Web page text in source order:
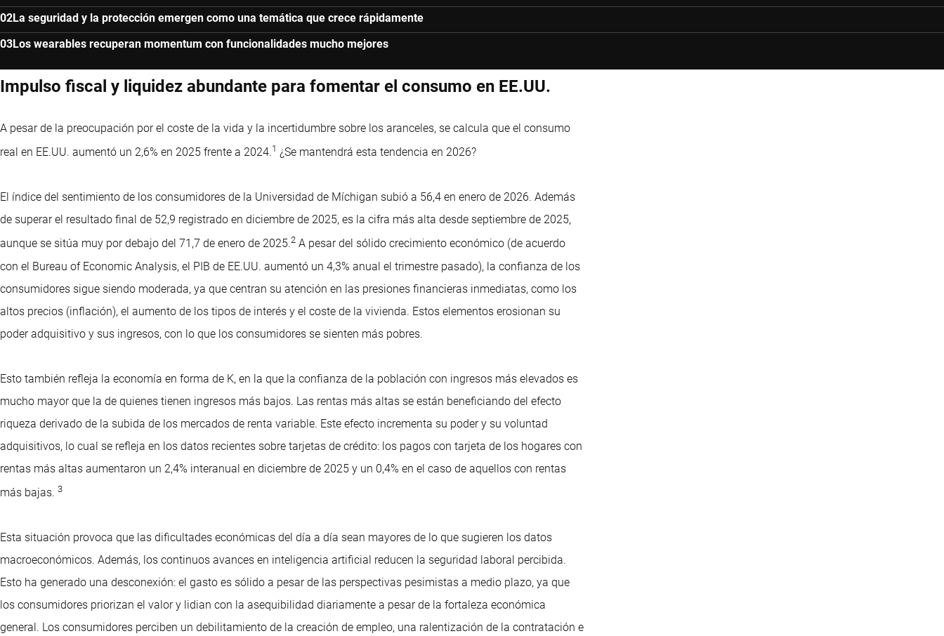
La seguridad y la protección emergen como una temática que crece rápidamente
Los wearables recuperan momentum con funcionalidades mucho mejores
Impulso fiscal y liquidez abundante para fomentar el consumo en EE.UU.
A pesar de la preocupación por el coste de la vida y la incertidumbre sobre los aranceles, se calcula que el consumo
real en EE.UU. aumentó un 2,6% en 2025 frente a 2024.1 ¿Se mantendrá esta tendencia en 2026?
El índice del sentimiento de los consumidores de la Universidad de Míchigan subió a 56,4 en enero de 2026. Además
de superar el resultado final de 52,9 registrado en diciembre de 2025, es la cifra más alta desde septiembre de 2025,
aunque se sitúa muy por debajo del 71,7 de enero de 2025.2 A pesar del sólido crecimiento económico (de acuerdo
con el Bureau of Economic Analysis, el PIB de EE.UU. aumentó un 4,3% anual el trimestre pasado), la confianza de los
consumidores sigue siendo moderada, ya que centran su atención en las presiones financieras inmediatas, como los
altos precios (inflación), el aumento de los tipos de interés y el coste de la vivienda. Estos elementos erosionan su
poder adquisitivo y sus ingresos, con lo que los consumidores se sienten más pobres.
Esto también refleja la economía en forma de K, en la que la confianza de la población con ingresos más elevados es
mucho mayor que la de quienes tienen ingresos más bajos. Las rentas más altas se están beneficiando del efecto
riqueza derivado de la subida de los mercados de renta variable. Este efecto incrementa su poder y su voluntad
adquisitivos, lo cual se refleja en los datos recientes sobre tarjetas de crédito: los pagos con tarjeta de los hogares con
rentas más altas aumentaron un 2,4% interanual en diciembre de 2025 y un 0,4% en el caso de aquellos con rentas
más bajas. 3
Esta situación provoca que las dificultades económicas del día a día sean mayores de lo que sugieren los datos
macroeconómicos. Además, los continuos avances en inteligencia artificial reducen la seguridad laboral percibida.
Esto ha generado una desconexión: el gasto es sólido a pesar de las perspectivas pesimistas a medio plazo, ya que
los consumidores priorizan el valor y lidian con la asequibilidad diariamente a pesar de la fortaleza económica
general. Los consumidores perciben un debilitamiento de la creación de empleo, una ralentización de la contratación e